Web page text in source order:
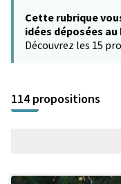
Cette rubrique
idées déposées
Découvrez les 15
114 propositions